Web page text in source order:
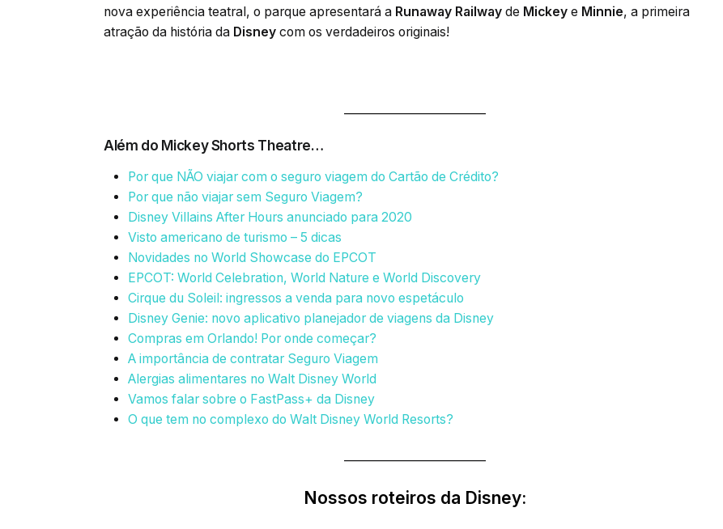
nova experiência teatral, o parque apresentará a Runaway Railway de Mickey e Minnie, a primeira
atração da história da Disney com os verdadeiros originais!
Além do Mickey Shorts Theatre…
Por que NÃO viajar com o seguro viagem do Cartão de Crédito?
Por que não viajar sem Seguro Viagem?
Disney Villains After Hours anunciado para 2020
Visto americano de turismo – 5 dicas
Novidades no World Showcase do EPCOT
EPCOT: World Celebration, World Nature e World Discovery
Cirque du Soleil: ingressos a venda para novo espetáculo
Disney Genie: novo aplicativo planejador de viagens da Disney
Compras em Orlando! Por onde começar?
A importância de contratar Seguro Viagem
Alergias alimentares no Walt Disney World
Vamos falar sobre o FastPass+ da Disney
O que tem no complexo do Walt Disney World Resorts?
Nossos roteiros da Disney: